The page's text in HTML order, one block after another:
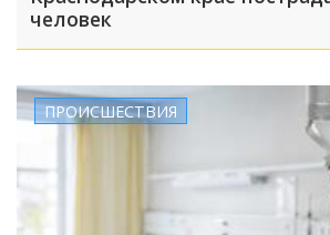
человек
ПРОИСШЕСТВИЯ